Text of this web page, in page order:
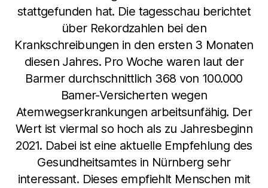
stattgefunden hat. Die tagesschau berichtet
über Rekordzahlen bei den
Krankschreibungen in den ersten 3 Monaten
diesen Jahres. Pro Woche waren laut der
Barmer durchschnittlich 368 von 100.000
Bamer-Versicherten wegen
Atemwegserkrankungen arbeitsunfähig. Der
Wert ist viermal so hoch als zu Jahresbeginn
2021. Dabei ist eine aktuelle Empfehlung des
Gesundheitsamtes in Nürnberg sehr
interessant. Dieses empfiehlt Menschen mit